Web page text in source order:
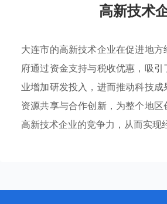
高新技术
大连市的高新技术企业在促进地方
府通过资金支持与税收优惠，吸
业增加研发投入，进而推动科技
资源共享与合作创新，为整个地
高新技术企业的竞争力，从而实